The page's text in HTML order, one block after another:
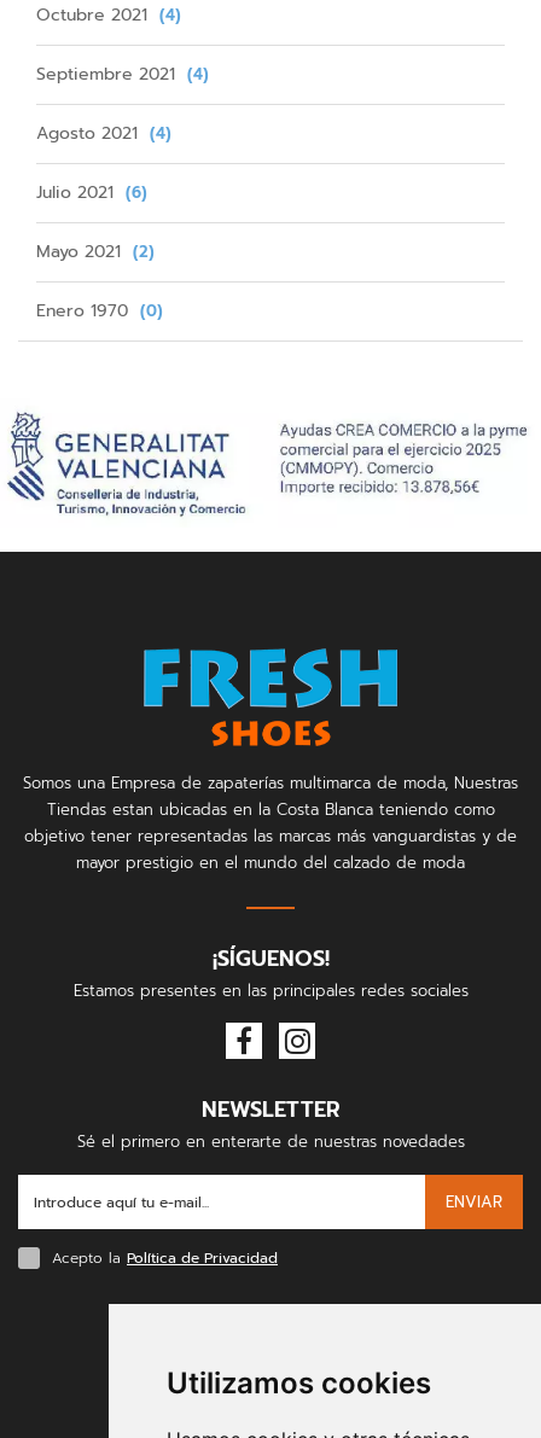
Utilizamos cookies
Octubre 2021 (4)
Septiembre 2021 (4)
Agosto 2021 (4)
Julio 2021 (6)
Mayo 2021 (2)
Enero 1970 (0)
Somos una Empresa de zapaterías multimarca de moda, Nuestras
Tiendas estan ubicadas en la Costa Blanca teniendo como
objetivo tener representadas las marcas más vanguardistas y de
mayor prestigio en el mundo del calzado de moda
¡SÍGUENOS!
Estamos presentes en las principales redes sociales
NEWSLETTER
Sé el primero en enterarte de nuestras novedades
ENVIAR
Acepto la Política de Privacidad